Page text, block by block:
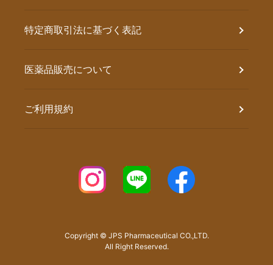
特定商取引法に基づく表記
医薬品販売について
ご利用規約
Copyright © JPS Pharmaceutical CO.,LTD.
All Right Reserved.